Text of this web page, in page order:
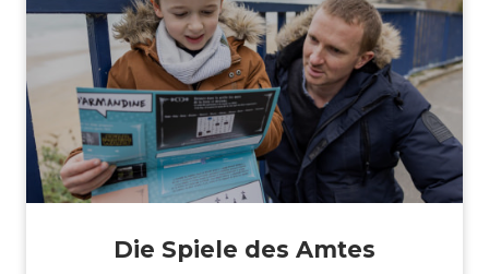
Die Spiele des Amtes